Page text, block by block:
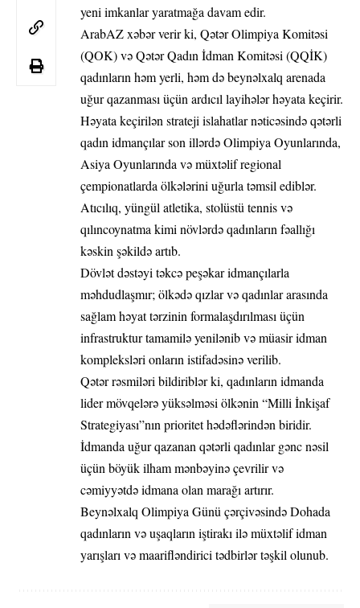
yeni imkanlar yaratmağa davam edir.
ArabAZ xəbər verir ki, Qətər Olimpiya Komitəsi
(QOK) və Qətər Qadın İdman Komitəsi (QQİK)
qadınların həm yerli, həm də beynəlxalq arenada
uğur qazanması üçün ardıcıl layihələr həyata keçirir.
Həyata keçirilən strateji islahatlar nəticəsində qətərli
qadın idmançılar son illərdə Olimpiya Oyunlarında,
Asiya Oyunlarında və müxtəlif regional
çempionatlarda ölkələrini uğurla təmsil ediblər.
Atıcılıq, yüngül atletika, stolüstü tennis və
qılıncoynatma kimi növlərdə qadınların fəallığı
kəskin şəkildə artıb.
Dövlət dəstəyi təkcə peşəkar idmançılarla
məhdudlaşmır; ölkədə qızlar və qadınlar arasında
sağlam həyat tərzinin formalaşdırılması üçün
infrastruktur tamamilə yenilənib və müasir idman
kompleksləri onların istifadəsinə verilib.
Qətər rəsmiləri bildiriblər ki, qadınların idmanda
lider mövqelərə yüksəlməsi ölkənin “Milli İnkişaf
Strategiyası”nın prioritet hədəflərindən biridir.
İdmanda uğur qazanan qətərli qadınlar gənc nəsil
üçün böyük ilham mənbəyinə çevrilir və
cəmiyyətdə idmana olan marağı artırır.
Beynəlxalq Olimpiya Günü çərçivəsində Dohada
qadınların və uşaqların iştirakı ilə müxtəlif idman
yarışları və maarifləndirici tədbirlər təşkil olunub.